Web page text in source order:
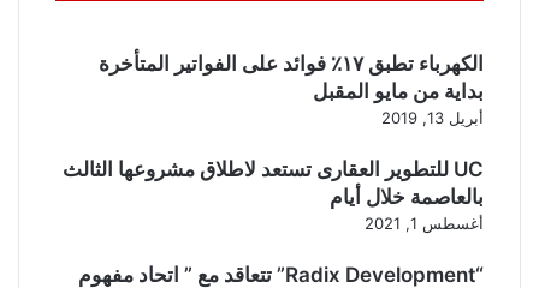
الكهرباء تطبق ١٧٪ فوائد على الفواتير المتأخرة
بداية من مايو المقبل
أبريل 13, 2019
UC للتطوير العقارى تستعد لاطلاق مشروعها الثالث
بالعاصمة خلال أيام
أغسطس 1, 2021
“Radix Development” تتعاقد مع ” اتحاد مفهوم